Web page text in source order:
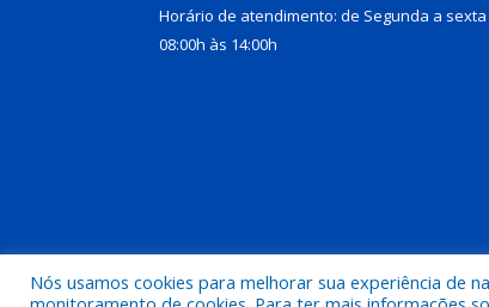
Horário de atendimento: de Segunda a
08:00h às 14:00h
Todos os direitos reservados a Prefeitura
Nós usamos cookies para melhorar sua experiência de